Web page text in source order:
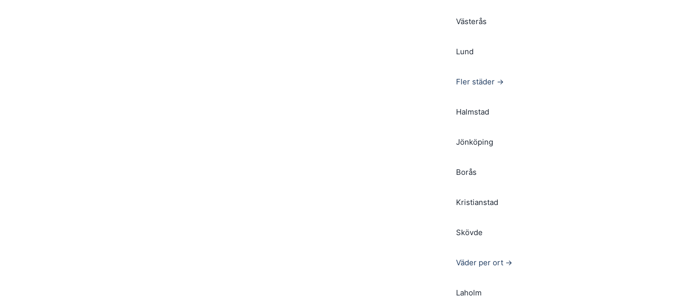
Västerås
Lund
Fler städer →
Halmstad
Jönköping
Borås
Kristianstad
Skövde
Väder per ort →
Laholm